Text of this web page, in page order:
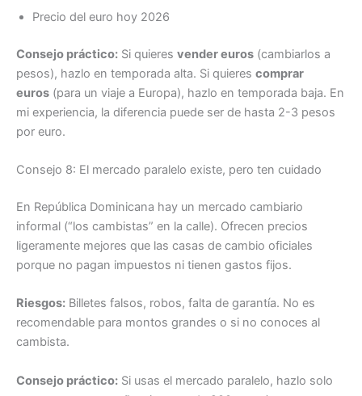
Precio del euro hoy 2026
Consejo práctico: Si quieres vender euros (cambiarlos a
pesos), hazlo en temporada alta. Si quieres comprar
euros (para un viaje a Europa), hazlo en temporada baja. En
mi experiencia, la diferencia puede ser de hasta 2-3 pesos
por euro.
Consejo 8: El mercado paralelo existe, pero ten cuidado
En República Dominicana hay un mercado cambiario
informal (“los cambistas” en la calle). Ofrecen precios
ligeramente mejores que las casas de cambio oficiales
porque no pagan impuestos ni tienen gastos fijos.
Riesgos: Billetes falsos, robos, falta de garantía. No es
recomendable para montos grandes o si no conoces al
cambista.
Consejo práctico: Si usas el mercado paralelo, hazlo solo